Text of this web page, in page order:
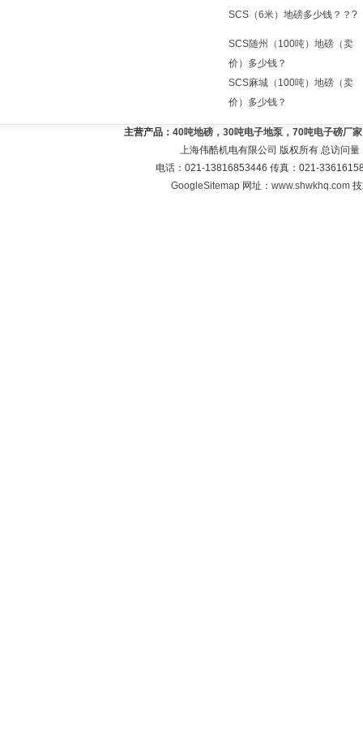
SCS（6米）地磅多少钱？？?
SCS随州（100吨）地磅（卖
价）多少钱？
SCS麻城（100吨）地磅（卖
价）多少钱？
主营产品： 40吨地磅，30吨电子地泵，70吨电子磅厂
上海伟酷机电有限公司 版权所有 总访问量
电话：021-13816853446 传真：021-
GoogleSitemap 网址：www.shwkhq.com